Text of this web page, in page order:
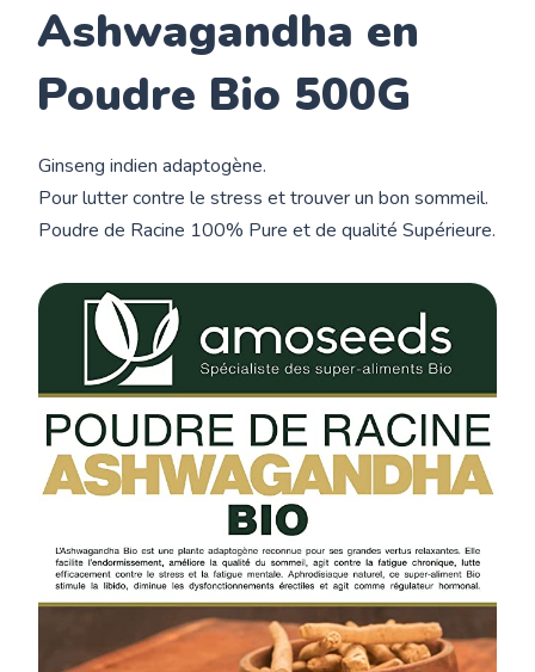
Ashwagandha en
Poudre Bio 500G
Ginseng indien adaptogène.
Pour lutter contre le stress et trouver un bon sommeil.
Poudre de Racine 100% Pure et de qualité Supérieure.